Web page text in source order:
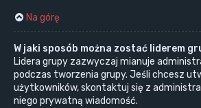
Na górę
W jaki sposób można zostać liderem
Lidera grupy zazwyczaj mianuje
podczas tworzenia grupy. Jeśli chcesz
użytkowników, skontaktuj się z
niego prywatną wiadomość.